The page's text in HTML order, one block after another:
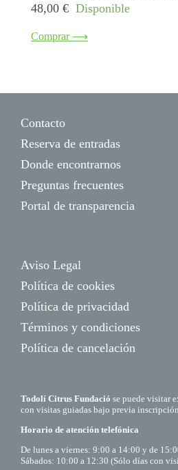
48,00 € Disponible
Comprar ⟶
Contacto
Reserva de entradas
Donde encontrarnos
Preguntas frecuentes
Portal de transparencia
Aviso Legal
Política de cookies
Política de privacidad
Términos y condiciones
Política de cancelación
Todolí Citrus Fundació se puede visitar
con visitas guiadas bajo previa
Horario de atención telefónica
De lunes a viernes: 9:00 a 14:00 y de
Sábados: 10:00 a 12:30 (Sólo días con